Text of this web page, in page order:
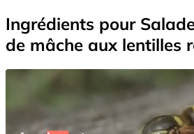
Ingrédients pour
de mâche aux lentilles